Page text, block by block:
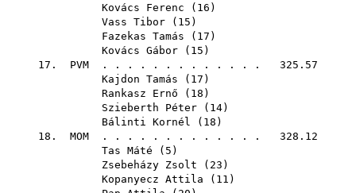
Kovács Ferenc ( 16 )
Vass Tibor ( 15 )
Fazekas Tamás ( 17 )
Kovács Gábor ( 15 )
17. PVM . . . . . . . . . . . . . 325.57
Kajdon Tamás ( 17 )
Rankasz Ernő ( 18 )
Szieberth Péter ( 14)
Bálinti Kornél ( 18 )
18. MOM . . . . . . . . . . . . . 328.12
Tas Máté ( 5 )
Zsebeházy Zsolt ( 23 )
Kopanyecz Attila ( 11 )